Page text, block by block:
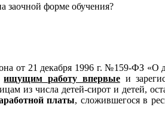
заочной форме обучения?
от 21 декабря 1996 г. №159-ФЗ
ищущим работу впервыеи
из числа детей-сирот и детей,
платы, сложившегося в